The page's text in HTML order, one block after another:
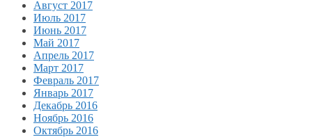
Август 2017
Июль 2017
Июнь 2017
Май 2017
Апрель 2017
Март 2017
Февраль 2017
Январь 2017
Декабрь 2016
Ноябрь 2016
Октябрь 2016